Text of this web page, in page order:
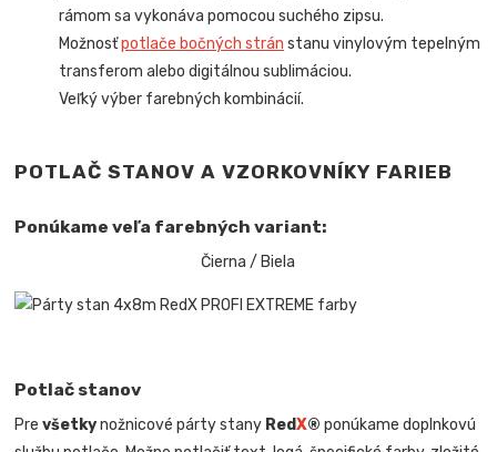
rámom sa vykonáva pomocou suchého zipsu.
Možnosťpotlače bočných strán stanu vinylovým tepelným
transferom alebo digitálnou sublimáciou.
Veľký výber farebných kombinácií.
POTLAČ STANOV A VZORKOVNÍKY FARIEB
Ponúkame veľa farebných variant:
Čierna / Biela
Potlač stanov
Prevšetkynožnicové párty stany RedX® ponúkame doplnkovú